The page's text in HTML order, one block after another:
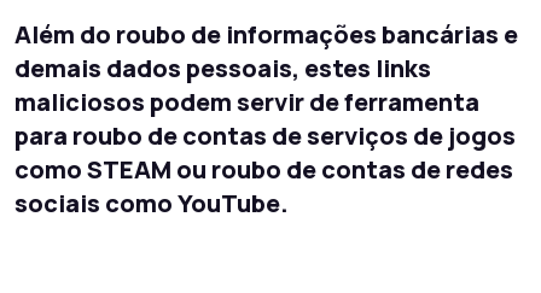
Além do roubo de informações bancárias e
demais dados pessoais, estes links
maliciosos podem servir de ferramenta
para roubo de contas de serviços de jogos
como STEAM ou roubo de contas de redes
sociais como YouTube.